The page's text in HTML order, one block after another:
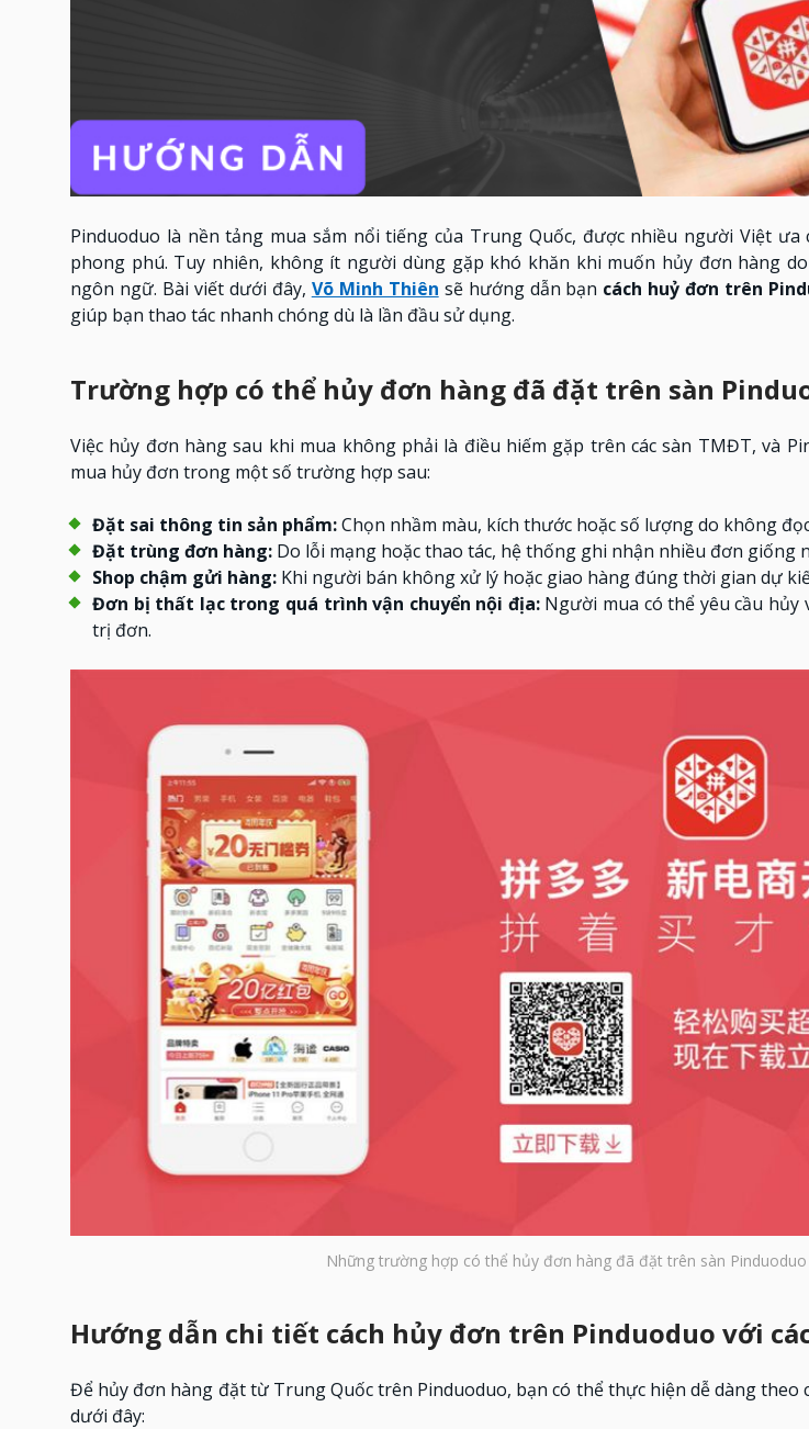
Pinduoduo là nền tảng mua sắm nổi tiếng của Trung Quốc, được nhiều người Việt
phong phú. Tuy nhiên, không ít người dùng gặp khó khăn khi muốn hủy đơn hàng
ngôn ngữ. Bài viết dưới đây, Võ Minh Thiên sẽ hướng dẫn bạn cách huỷ đơn trên
giúp bạn thao tác nhanh chóng dù là lần đầu sử dụng.
Trường hợp có thể hủy đơn hàng đã đặt trên sàn
Việc hủy đơn hàng sau khi mua không phải là điều hiếm gặp trên các sàn TMĐT, và
mua hủy đơn trong một số trường hợp sau:
Đặt sai thông tin sản phẩm:Chọn nhầm màu, kích thước hoặc số lượng do không
Đặt trùng đơn hàng: Do lỗi mạng hoặc thao tác, hệ thống ghi nhận nhiều đơn giống
Shop chậm gửi hàng: Khi người bán không xử lý hoặc giao hàng đúng thời gian dự
Đơn bị thất lạc trong quá trình vận chuyển nội địa: Người mua có thể yêu cầu
trị đơn.
Những trường hợp có thể hủy đơn hàng đã đặt trên sàn Pinduoduo
Hướng dẫn chi tiết cách hủy đơn trên Pinduoduo với
Để hủy đơn hàng đặt từ Trung Quốc trên Pinduoduo, bạn có thể thực hiện dễ dàng theo
dưới đây: